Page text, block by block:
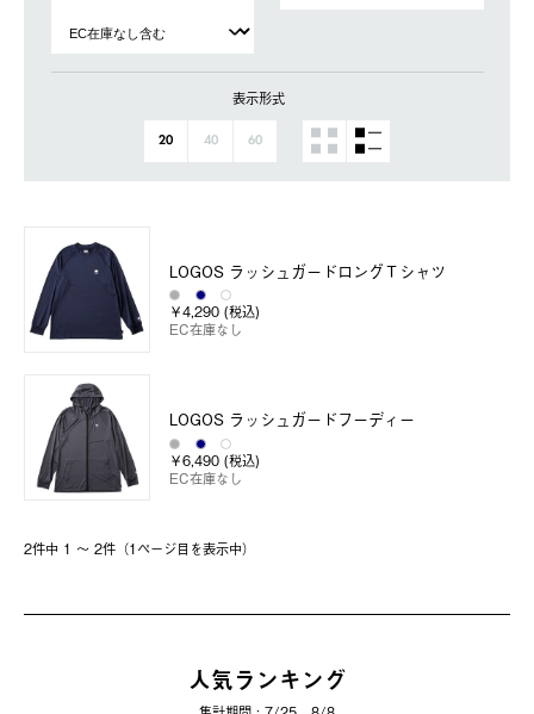
表示形式
20 40 60
LOGOS ラッシュガードロングＴシャツ
￥4,290 (税込)
EC在庫なし
LOGOS ラッシュガードフーディー
￥6,490 (税込)
EC在庫なし
2件中 1 〜 2件（1ページ⽬を表⽰中）
人気ランキング